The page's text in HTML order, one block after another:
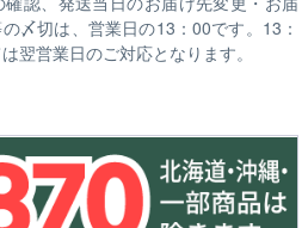
〆切は、営業日の13：00です。13：
翌営業日のご対応となります。